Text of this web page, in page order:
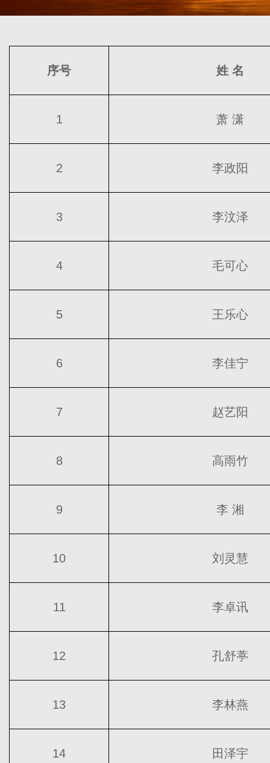
序号 姓 名
1 萧 潇
2 李政阳
3 李汶泽
4 毛可心
5 王乐心
6 李佳宁
7 赵艺阳
8 高雨竹
9 李 湘
10 刘灵慧
11 李卓讯
12 孔舒葶
13 李林燕
14 田泽宇